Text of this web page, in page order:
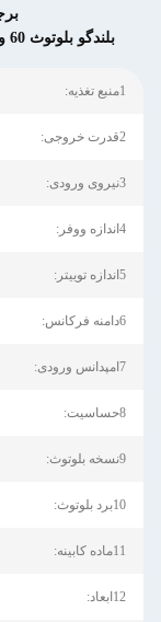
بلندگو بلوتوث 60 وات با ريموت
1منبع تغذیه:
2قدرت خروجی:
3نیروی ورودی:
4اندازه ووفر:
5اندازه توییتر:
6دامنه فرکانس:
7امپدانس ورودی:
8حساسیت:
9نسخه بلوتوث:
10برد بلوتوث:
11ماده کابینه:
12ابعاد: